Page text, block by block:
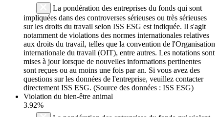
La pondération des entreprises du fonds qui sont
impliquées dans des controverses sérieuses ou très sérieuses
sur les droits du travail selon ISS ESG est indiquée. Il s'agit
notamment de violations des normes internationales relatives
aux droits du travail, telles que la convention de l'Organisation
internationale du travail (OIT), entre autres. Les notations sont
mises à jour lorsque de nouvelles informations pertinentes
sont reçues ou au moins une fois par an. Si vous avez des
questions sur les données de l'entreprise, veuillez contacter
directement ISS ESG. (Source des données : ISS ESG)
Violation du bien-être animal
3.92%